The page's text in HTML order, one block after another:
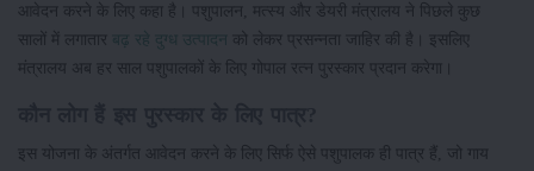
आवेदन करने के लिए कहा है। पशुपालन, मत्स्य और डेयरी मंत्रालय ने पिछले कुछ
सालों में लगातार
बढ़ रहे दुग्ध उत्पादन को लेकर प्रसन्नता जाहिर की है। इसलिए
मंत्रालय अब हर साल पशुपालकों के लिए गोपाल रत्न पुरस्कार प्रदान करेगा।
इस योजना के अंतर्गत आवेदन करने के लिए सिर्फ ऐसे पशुपालक ही पात्र हैं, जो गाय